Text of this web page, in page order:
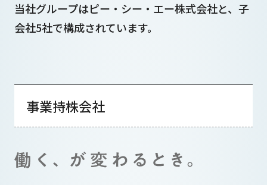
当社グループはピー・シー・エー株式会社と、子
会社5社で構成されています。
事業持株会社